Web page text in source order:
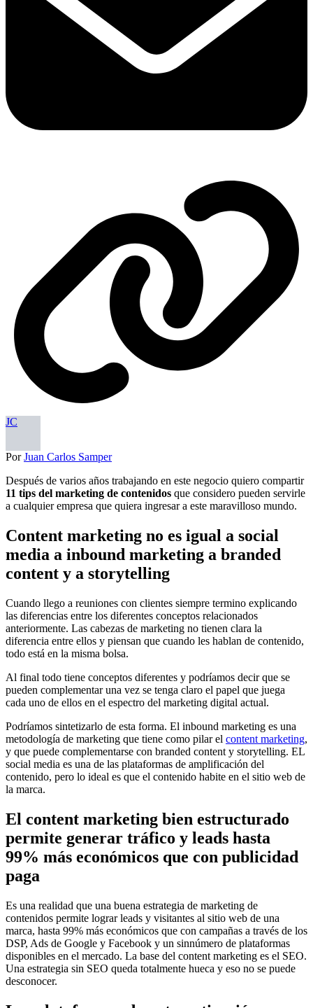
JC
PorJuan Carlos Samper
Después de varios años trabajando en este negocio quiero compartir
11 tips del marketing de contenidos que considero pueden servirle
a cualquier empresa que quiera ingresar a este maravilloso mundo.
Content marketing no es igual a social
media a inbound marketing a branded
content y a storytelling
Cuando llego a reuniones con clientes siempre termino explicando
las diferencias entre los diferentes conceptos relacionados
anteriormente. Las cabezas de marketing no tienen clara la
diferencia entre ellos y piensan que cuando les hablan de contenido,
todo está en la misma bolsa.
Al final todo tiene conceptos diferentes y podríamos decir que se
pueden complementar una vez se tenga claro el papel que juega
cada uno de ellos en el espectro del marketing digital actual.
Podríamos sintetizarlo de esta forma. El inbound marketing es una
metodología de marketing que tiene como pilar el content marketing,
y que puede complementarse con branded content y storytelling. EL
social media es una de las plataformas de amplificación del
contenido, pero lo ideal es que el contenido habite en el sitio web de
la marca.
El content marketing bien estructurado
permite generar tráfico y leads hasta
99% más económicos que con publicidad
paga
Es una realidad que una buena estrategia de marketing de
contenidos permite lograr leads y visitantes al sitio web de una
marca, hasta 99% más económicos que con campañas a través de los
DSP, Ads de Google y Facebook y un sinnúmero de plataformas
disponibles en el mercado. La base del content marketing es el SEO.
Una estrategia sin SEO queda totalmente hueca y eso no se puede
desconocer.